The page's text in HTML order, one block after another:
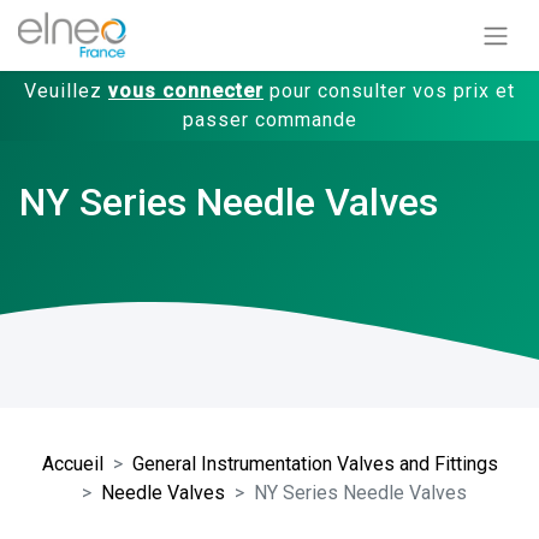
Veuillez vous connecter pour consulter vos prix et
passer commande
NY Series Needle Valves
Accueil
General Instrumentation Valves and Fittings
Needle Valves
NY Series Needle Valves